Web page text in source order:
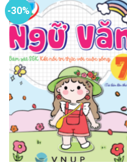
-30%